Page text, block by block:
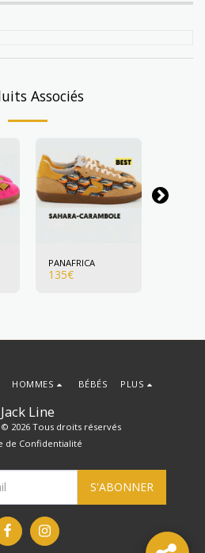
Associés
PANAFRICA
135€
Jack Line
2026 Tous droits réservés
de Confidentialité
HOMMES BÉBÉS PLUS
S'ABONNER